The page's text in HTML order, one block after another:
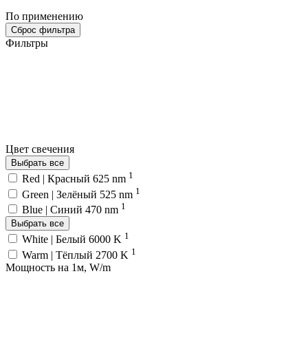
По применению
Сброс фильтра
Фильтры
Цвет свечения
Выбрать все
Red | Красный 625 nm 1
Green | Зелёный 525 nm 1
Blue | Синий 470 nm 1
Выбрать все
White | Белый 6000 K 1
Warm | Тёплый 2700 K 1
Мощность на 1м, W/m